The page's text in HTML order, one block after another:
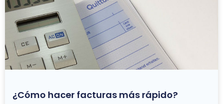
¿Cómo hacer facturas más rápido?